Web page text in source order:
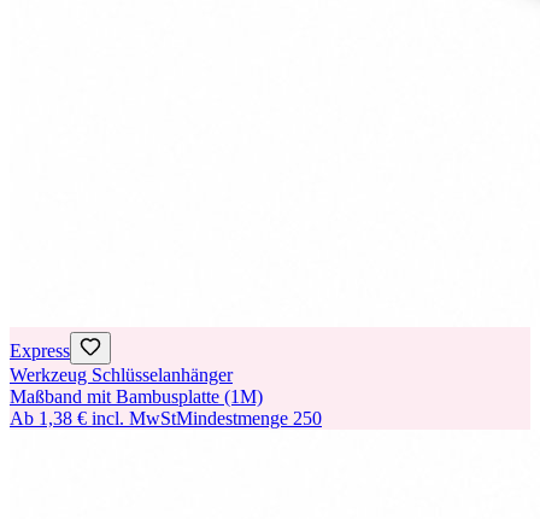
Express
Werkzeug Schlüsselanhänger
Maßband mit Bambusplatte (1M)
Ab 1,38 € incl. MwStMindestmenge 250